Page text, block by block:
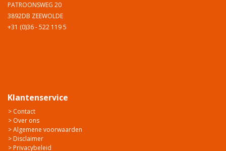
PATROONSWEG 20
3892DB ZEEWOLDE
+31 (0)36 - 522 119 5
Klantenservice
> Contact
> Over ons
> Algemene voorwaarden
> Disclaimer
> Privacybeleid